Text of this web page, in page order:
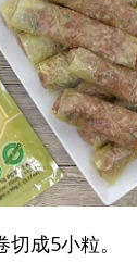
成5小粒。